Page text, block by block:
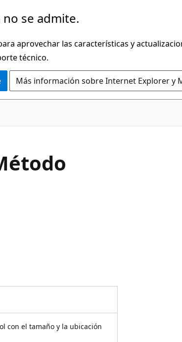
se admite.
aprovechar las características y
técnico.
Más información sobre Internet Explorer y
con el tamaño y la ubicación